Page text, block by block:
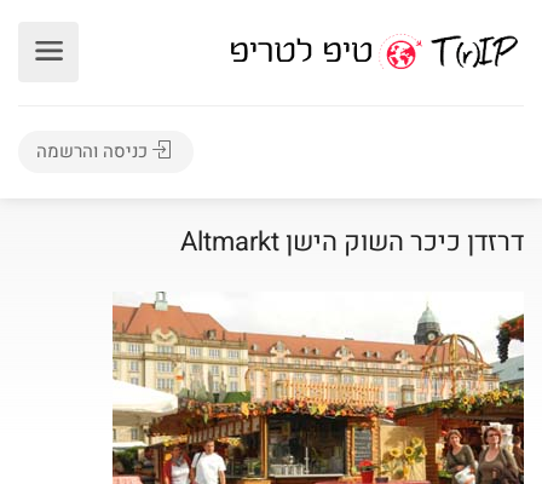
כניסה והרשמה
דרזדן כיכר השוק הישן Altmarkt